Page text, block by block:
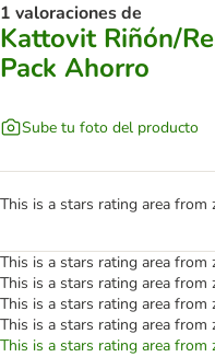
1 valoraciones de
Kattovit Riñón/
Pack Ahorro
Sube tu foto del producto
This is a stars rating area from
This is a stars rating area from
This is a stars rating area from
This is a stars rating area from
This is a stars rating area from
This is a stars rating area from